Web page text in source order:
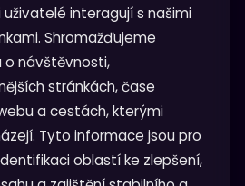
interagují s našimi
Shromažďujeme
návštěvnosti,
stránkách, čase
a cestách, kterými
Tyto informace jsou pro
oblastí ke zlepšení,